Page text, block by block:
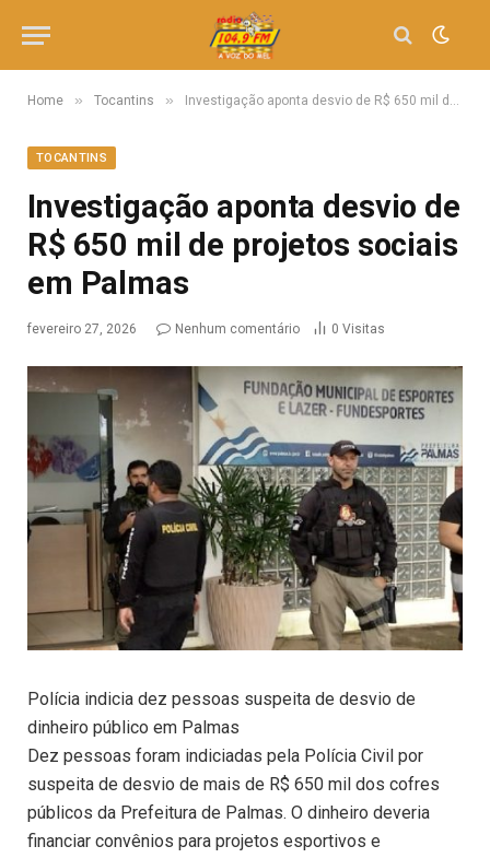
Home » Tocantins » Investigação aponta desvio de R$ 650 mil de projetos sociais em Palmas
TOCANTINS
Investigação aponta desvio de
R$ 650 mil de projetos sociais
em Palmas
fevereiro 27, 2026 Nenhum comentário 0 Visitas
Polícia indicia dez pessoas suspeita de desvio de
dinheiro público em Palmas
Dez pessoas foram indiciadas pela Polícia Civil por
suspeita de desvio de mais de R$ 650 mil dos cofres
públicos da Prefeitura de Palmas. O dinheiro deveria
financiar convênios para projetos esportivos e